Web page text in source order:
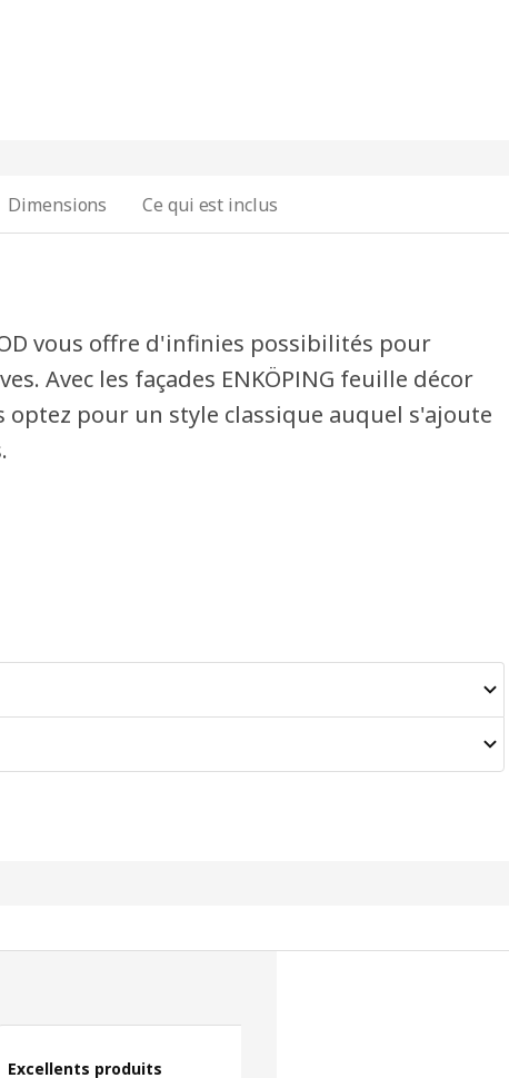
Dimensions Ce qui est inclus
vous offre d'infinies possibilités pour
Avec les façades ENKÖPING feuille décor
optez pour un style classique auquel s'ajoute
Excellents produits